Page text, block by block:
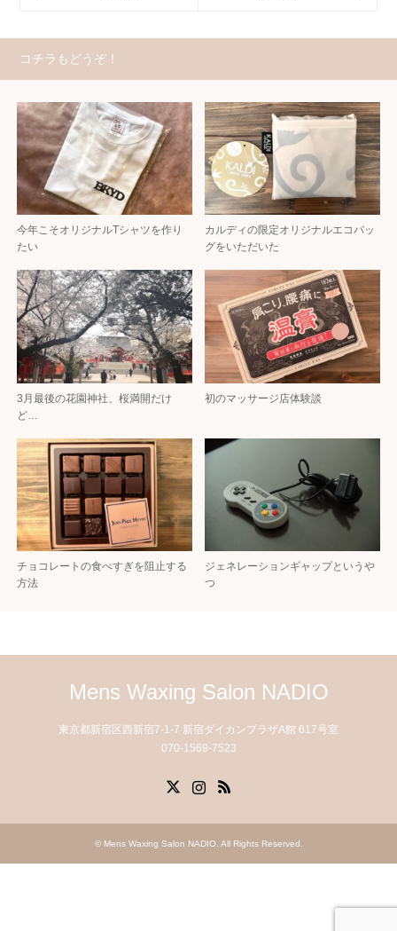
コチラもどうぞ！
今年こそオリジナルTシャツを作り
たい
カルディの限定オリジナルエコバッ
グをいただいた
3月最後の花園神社、桜満開だけ
ど…
初のマッサージ店体験談
チョコレートの食べすぎを阻止する
方法
ジェネレーションギャップというや
つ
Mens Waxing Salon NADIO
東京都新宿区西新宿7-1-7 新宿ダイカンプラザA館 617号室
070-1569-7523
© Mens Waxing Salon NADIO. All Rights Reserved.